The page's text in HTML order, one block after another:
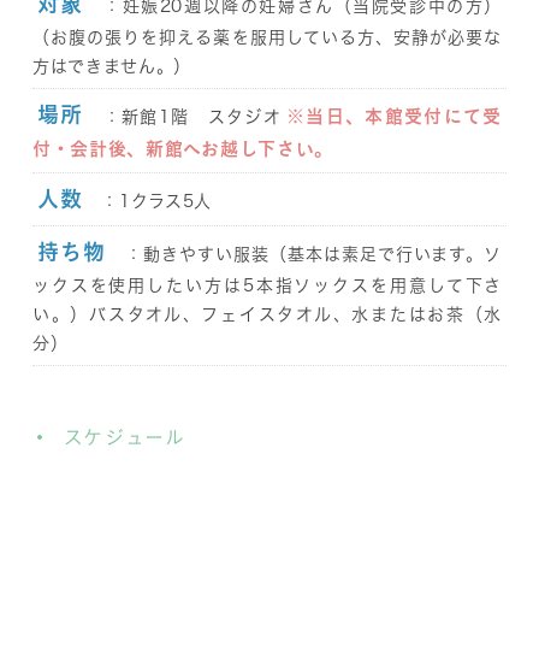
：妊娠20週以降の妊婦さん（当院受診中の方）
（お腹の張りを抑える薬を服用している方、安静が必要な
方はできません。）
場所 ：新館1階 スタジオ ※当日、本館受付にて受
付・会計後、新館へお越し下さい。
人数 ：1クラス5人
持ち物
：動きやすい服装（基本は素足で行います。ソ
ックスを使用したい方は5本指ソックスを用意して下さ
い。）バスタオル、フェイスタオル、水またはお茶（水
分）
スケジュール